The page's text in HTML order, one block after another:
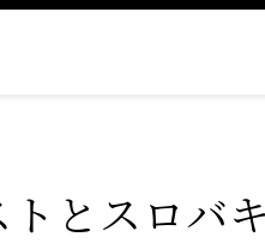
とスロバ